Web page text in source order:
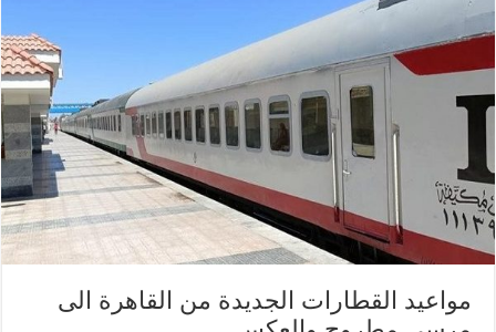
مواعيد القطارات الجديدة من القاهرة الى